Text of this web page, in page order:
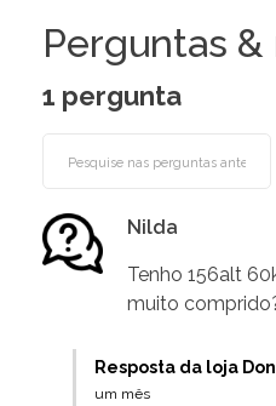
Perguntas
1 pergunta
Nilda
Tenho 156alt
muito
Resposta da loja
um mês